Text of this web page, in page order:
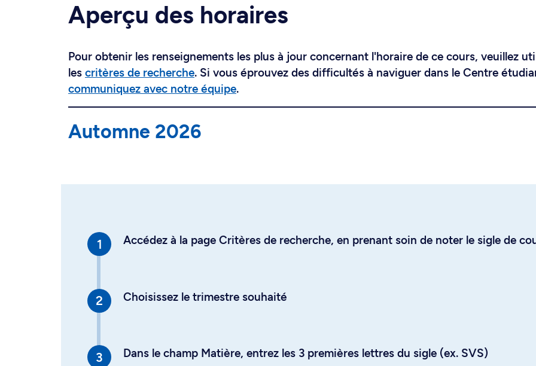
Aperçu des horaires
Pour obtenir les renseignements les plus à jour concernant l'horaire de ce cours, veuillez
les critères de recherche. Si vous éprouvez des difficultés à naviguer dans le Centre
communiquez avec notre équipe.
Automne 2026
Accédez à la page Critères de recherche, en prenant soin de noter le sigle de
Choisissez le trimestre souhaité
Dans le champ Matière, entrez les 3 premières lettres du sigle (ex. SVS)